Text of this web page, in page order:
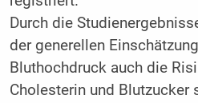
Durch die
der generellen
Bluthochdruck auch die
Cholesterin und Blutzucker